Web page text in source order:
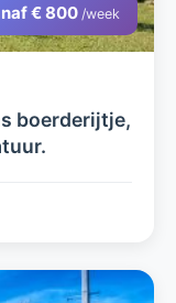
€ 800 /week
boerderijtje,